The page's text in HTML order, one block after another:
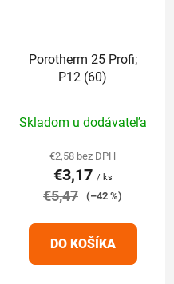
Porotherm 25 Profi;
P12 (60)
hodnotenie
produktu
je
5,0
5
hviezdičiek.
Skladom u dodávateľa
€2,58 bez DPH
€3,17 / ks
€5,47 (–42 %)
DO KOŠÍKA